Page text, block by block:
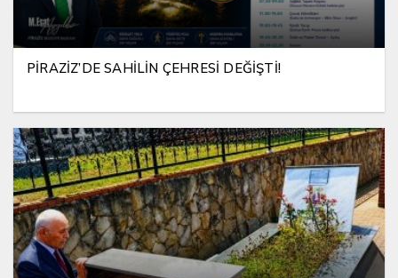
PİRAZİZ’DE SAHİLİN ÇEHRESİ DEĞİŞTİ!